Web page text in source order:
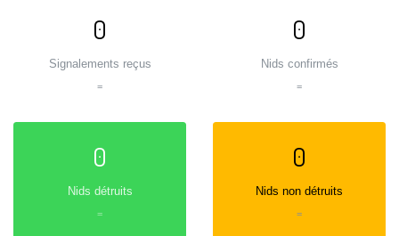
0
Signalements reçus
=
0
Nids confirmés
=
0
Nids détruits
=
0
Nids non détruits
=